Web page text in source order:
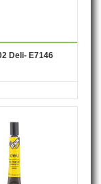
Deli- E7146